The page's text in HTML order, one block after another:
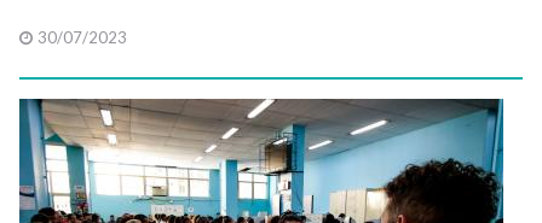
30/07/2023